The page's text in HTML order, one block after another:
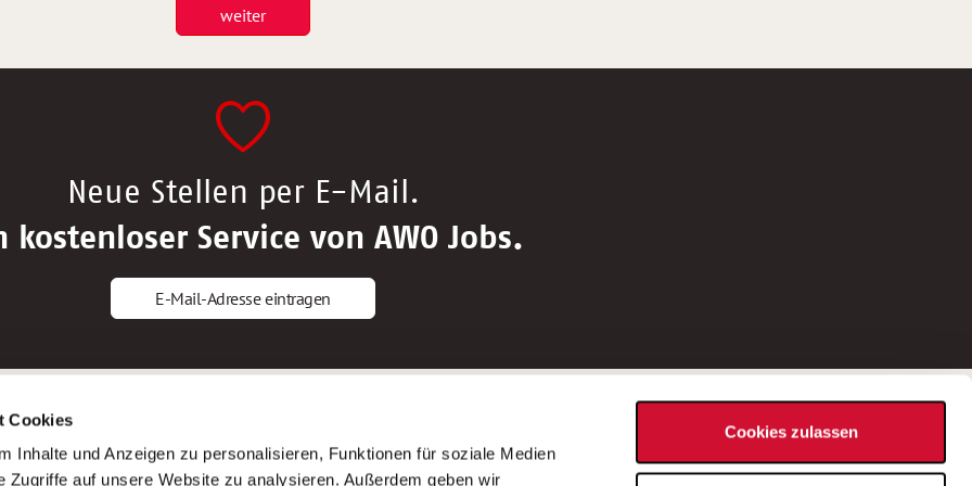
Cookies
Inhalte und Anzeigen zu personalisieren, Funktionen für soziale Medien
Zugriffe auf unsere Website zu analysieren. Außerdem geben wir
Cookies zulassen
weiter
Neue Stellen per E-Mail.
kostenloser Service von AWO Jobs.
E-Mail-Adresse eintragen
Altenpfleger*in
Krankenpfleger*in
AWO Gliederungen nach Bundesland
Stellenangebote nach Bundesländern